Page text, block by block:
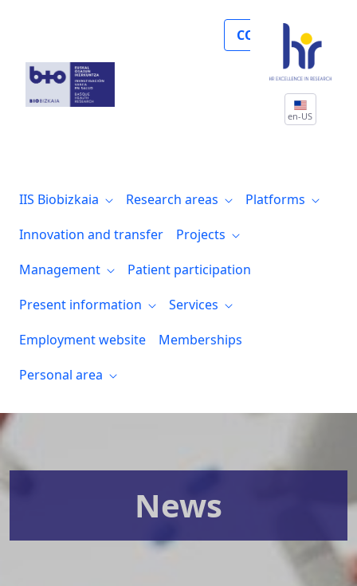
COLLABORATE
en-US
IIS Biobizkaia Research areas
Platforms
Innovation and transfer
Projects
Management
Patient participation
Present information
Services
Employment website
Memberships
Personal area
News